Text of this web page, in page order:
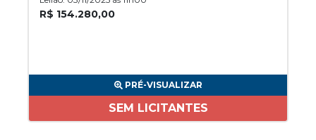
R$ 154.280,00
PRÉ-VISUALIZAR
SEM LICITANTES